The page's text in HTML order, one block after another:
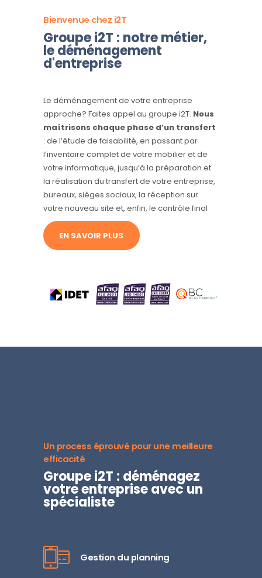
Bienvenue chez i2T
Groupe i2T : notre métier,
le déménagement
d'entreprise
Le déménagement de votre entreprise
approche? Faites appel au groupe i2T. Nous
maîtrisons chaque phase d’un transfert
: de l’étude de faisabilité, en passant par
l’inventaire complet de votre mobilier et de
votre informatique, jusqu’à la préparation et
la réalisation du transfert de votre entreprise,
bureaux, sièges sociaux, la réception sur
votre nouveau site et, enfin, le contrôle final
EN SAVOIR PLUS
Un process éprouvé pour une meilleure
efficacité
Groupe i2T : déménagez
votre entreprise avec un
spécialiste
Gestion du planning